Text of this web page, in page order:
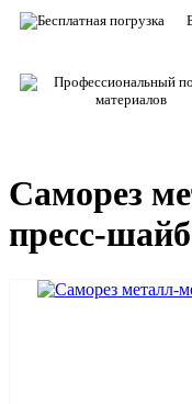
Саморез
пресс-